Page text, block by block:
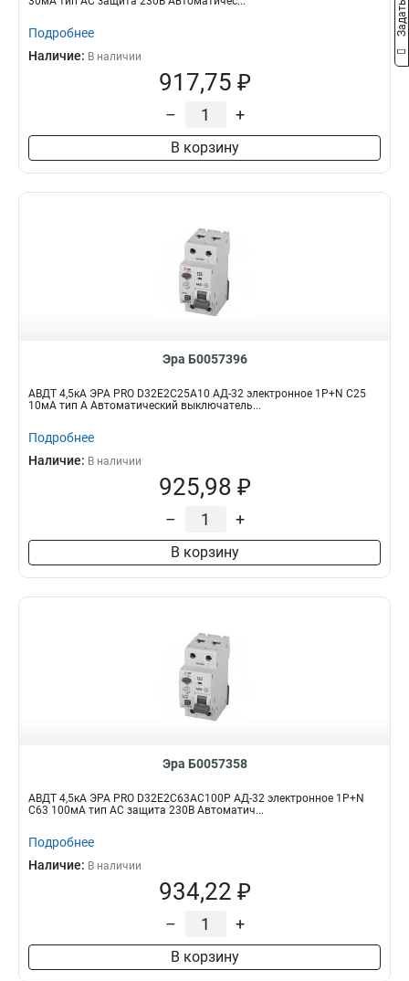
Подробнее
Наличие: В наличии
917,75 ₽
– +
В корзину
Эра Б0057396
АВДТ 4,5кА ЭРА PRO D32E2C25А10 АД-32 электронное 1P+N C25
10мА тип А Автоматический выключатель...
Подробнее
Наличие: В наличии
925,98 ₽
– +
В корзину
Эра Б0057358
АВДТ 4,5кА ЭРА PRO D32E2C63АC100P АД-32 электронное 1P+N
C63 100мА тип АC защита 230В Автоматич...
Подробнее
Наличие: В наличии
934,22 ₽
– +
В корзину